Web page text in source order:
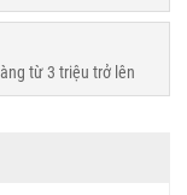
từ 3 triệu trở lên